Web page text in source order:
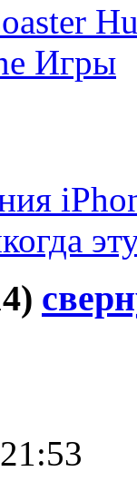
Игры
)